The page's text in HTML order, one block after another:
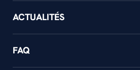
ACTUALITÉS
FAQ